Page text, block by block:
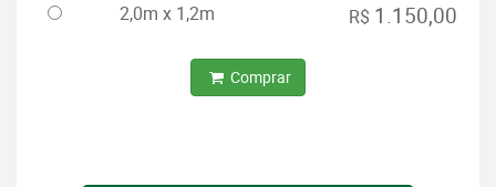
2,0m x 1,2m R$ 1.150,00
Comprar